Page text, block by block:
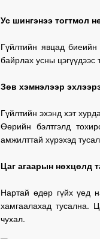
Ус шингэнээ тогтмол
Гүйлтийн явцад
байрлах усны
Зөв хэмнэлээр
Гүйлтийн эхэнд хэт
Өөрийн бэлтгэлд
амжилттай хүрэхэд
Цаг агаарын нөхцөлд
Нартай өдөр гүйх үед
хамгаалахад тусална.
чухал.